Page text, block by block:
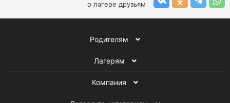
о лагере друзьям
Родителям
Лагерям
Компания